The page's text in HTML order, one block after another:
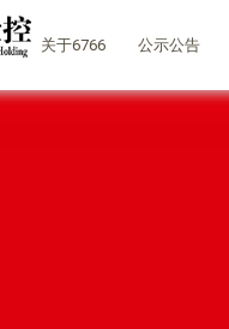
关于6766 公示公告